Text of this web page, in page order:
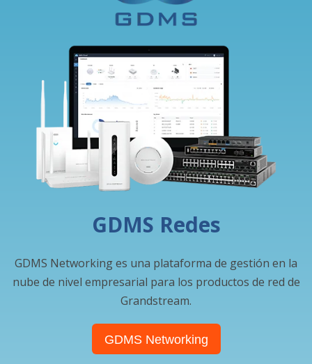
GDMS Redes
GDMS Networking es una plataforma de gestión en la
nube de nivel empresarial para los productos de red de
Grandstream.
GDMS Networking